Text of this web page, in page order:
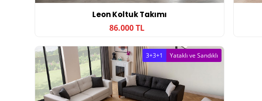
Leon Koltuk Takımı
86.000 TL
3+3+1 Yataklı ve Sandıklı